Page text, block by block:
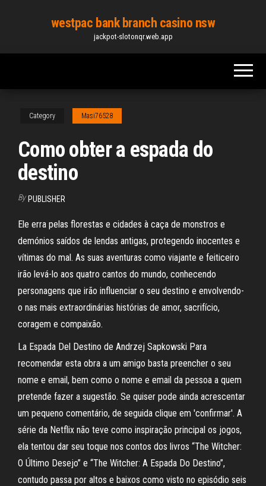
content
westpac bank branch casino nsw
jackpot-slotonqr.web.app
Category Masi76528
Como obter a espada do
destino
By PUBLISHER
Ele erra pelas florestas e cidades à caça de monstros e
demónios saídos de lendas antigas, protegendo inocentes e
vítimas do mal. As suas aventuras como viajante e feiticeiro
irão levá-lo aos quatro cantos do mundo, conhecendo
personagens que irão influenciar o seu destino e envolvendo-
o nas mais extraordinárias histórias de amor, sacrifício,
coragem e compaixão.
La Espada Del Destino de Andrzej Sapkowski Para
recomendar esta obra a um amigo basta preencher o seu
nome e email, bem como o nome e email da pessoa a quem
pretende fazer a sugestão. Se quiser pode ainda acrescentar
um pequeno comentário, de seguida clique em 'confirmar'. A
série da Netflix não teve como inspiração principal os jogos,
ela tentou dar seu toque nos contos dos livros “The Witcher:
O Último Desejo” e “The Witcher: A Espada Do Destino”,
contudo passa por altos e baixos como visto no episódio seis